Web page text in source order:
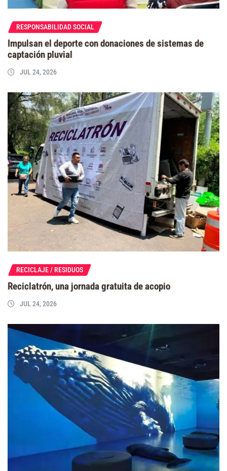
RESPONSABILIDAD SOCIAL
Impulsan el deporte con donaciones de sistemas de
captación pluvial
JUL 24, 2026
RECICLAJE / RESIDUOS
Reciclatrón, una jornada gratuita de acopio
JUL 24, 2026